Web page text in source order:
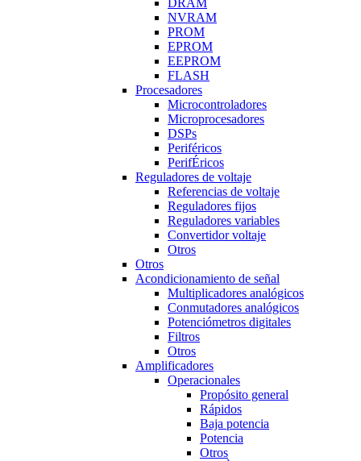
DRAM
NVRAM
PROM
EPROM
EEPROM
FLASH
Procesadores
Microcontroladores
Microprocesadores
DSPs
Periféricos
PerifÉricos
Reguladores de voltaje
Referencias de voltaje
Reguladores fijos
Reguladores variables
Convertidor voltaje
Otros
Otros
Acondicionamiento de señal
Multiplicadores analógicos
Conmutadores analógicos
Potenciómetros digitales
Filtros
Otros
Amplificadores
Operacionales
Propósito general
Rápidos
Baja potencia
Potencia
Otros